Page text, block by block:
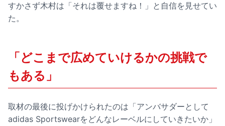
すかさず木村は「それは覆せますね！」と自信を見せてい
た。
「どこまで広めていけるかの挑戦で
もある」
取材の最後に投げかけられたのは「アンバサダーとして
adidas Sportswearをどんなレーベルにしていきたいか」